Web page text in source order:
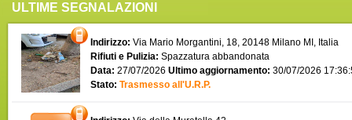
ULTIME SEGNALAZIONI
Indirizzo: Via Mario Morgantini, 18, 20148 Milano MI, Italia
Rifiuti e Pulizia: Spazzatura abbandonata
Data: 27/07/2026 Ultimo aggiornamento: 30/07/2026
Stato: Trasmesso all'U.R.P.